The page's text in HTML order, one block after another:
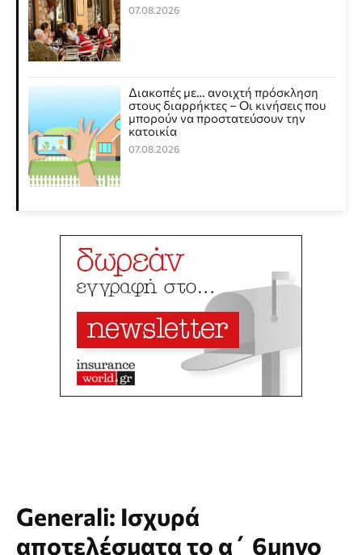
07.08.2026
Διακοπές με… ανοιχτή πρόσκληση
στους διαρρήκτες – Οι κινήσεις που
μπορούν να προστατεύσουν την
κατοικία
07.08.2026